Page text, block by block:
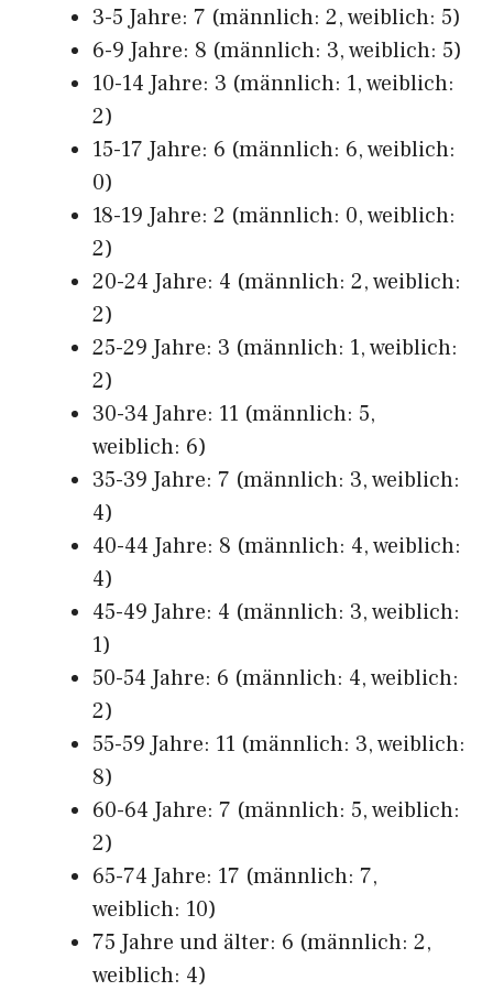
3-5 Jahre: 7 (männlich: 2, weiblich: 5)
6-9 Jahre: 8 (männlich: 3, weiblich: 5)
10-14 Jahre: 3 (männlich: 1, weiblich:
2)
15-17 Jahre: 6 (männlich: 6, weiblich:
0)
18-19 Jahre: 2 (männlich: 0, weiblich:
2)
20-24 Jahre: 4 (männlich: 2, weiblich:
2)
25-29 Jahre: 3 (männlich: 1, weiblich:
2)
30-34 Jahre: 11 (männlich: 5,
weiblich: 6)
35-39 Jahre: 7 (männlich: 3, weiblich:
4)
40-44 Jahre: 8 (männlich: 4, weiblich:
4)
45-49 Jahre: 4 (männlich: 3, weiblich:
1)
50-54 Jahre: 6 (männlich: 4, weiblich:
2)
55-59 Jahre: 11 (männlich: 3, weiblich:
8)
60-64 Jahre: 7 (männlich: 5, weiblich:
2)
65-74 Jahre: 17 (männlich: 7,
weiblich: 10)
75 Jahre und älter: 6 (männlich: 2,
weiblich: 4)